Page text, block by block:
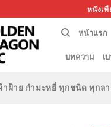
หนังเที
หน้าแรก
บทความ เ
าฝ้าย กำมะหยี่ ทุกชนิด ทุกล